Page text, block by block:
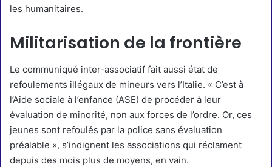
les humanitaires.
Militarisation de la frontière
Le communiqué inter-associatif fait aussi état de
refoulements illégaux de mineurs vers l’Italie. « C’est à
l’Aide sociale à l’enfance (ASE) de procéder à leur
évaluation de minorité, non aux forces de l’ordre. Or, ces
jeunes sont refoulés par la police sans évaluation
préalable », s’indignent les associations qui réclament
depuis des mois plus de moyens, en vain.